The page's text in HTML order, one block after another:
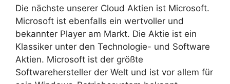
Die nächste unserer Cloud Aktien ist Microsoft.
Microsoft ist ebenfalls ein wertvoller und
bekannter Player am Markt. Die Aktie ist ein
Klassiker unter den Technologie- und Software
Aktien. Microsoft ist der größte
Softwarehersteller der Welt und ist vor allem für